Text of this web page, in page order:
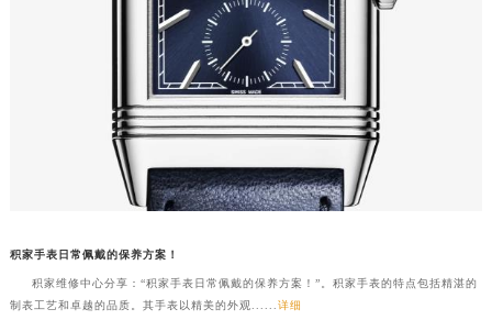
积家手表日常佩戴的保养方案！
积家维修中心分享：“积家手表日常佩戴的保养方案！”。积家手表的特点包括精湛的
制表工艺和卓越的品质。其手表以精美的外观...... 详细